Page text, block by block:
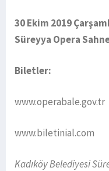
30 Ekim 2019
Süreyya Opera
Biletler:
www.operabale.gov.tr
www.biletinial.com
Kadıköy Belediyesi